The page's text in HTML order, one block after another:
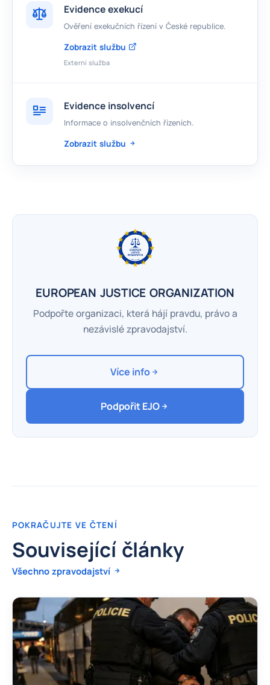
Evidence exekucí
Ověření exekučních řízení v České republice.
Zobrazit službu
Externí služba
Evidence insolvencí
Informace o insolvenčních řízeních.
Zobrazit službu
EUROPEAN JUSTICE ORGANIZATION
Podpořte organizaci, která hájí pravdu, právo a
nezávislé zpravodajství.
Více info
Podpořit EJO
POKRAČUJTE VE ČTENÍ
Související články
Všechno zpravodajství